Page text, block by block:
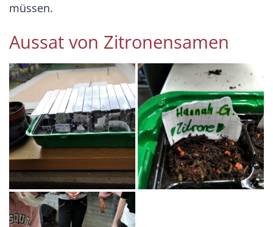
müssen.
Aussat von Zitronensamen